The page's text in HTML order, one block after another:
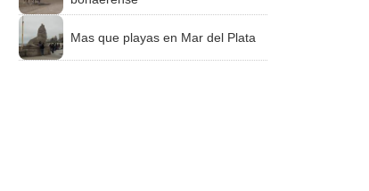
Mas que playas en Mar del Plata